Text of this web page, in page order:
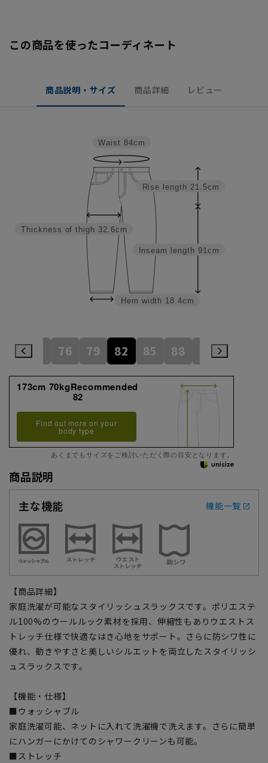
この商品を使ったコーディネート
商品説明・サイズ 商品詳細 レビュー
Inseam length 91cm
Rise length 21.5cm
Hem width 18.4cm
Thickness of thigh 32.6cm
Waist 84cm
73 76 79 82 85 88 91
173cm 70kgRecommended
82
Find out more on your
body type
あくまでもサイズをご検討いただく際の目安となります。
商品説明
主な機能
機能一覧
【商品詳細】
家庭洗濯が可能なスタイリッシュスラックスです。ポリエステ
ル100%のウールルック素材を採用、伸縮性もありウエストス
トレッチ仕様で快適なはき心地をサポート。さらに防シワ性に
優れ、動きやすさと美しいシルエットを両立したスタイリッシ
ュスラックスです。
【機能・仕様】
■ウォッシャブル
家庭洗濯可能、ネットに入れて洗濯機で洗えます。さらに簡単
にハンガーにかけてのシャワークリーンも可能。
■ストレッチ